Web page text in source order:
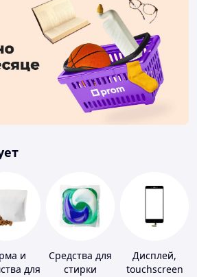
и
для
Средства для
стирки
Дисплей,
touchscreen